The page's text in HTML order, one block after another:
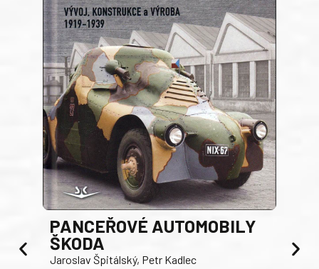
PANCEŘOVÉ AUTOMOBILY
ŠKODA
Jaroslav Špitálský, Petr Kadlec